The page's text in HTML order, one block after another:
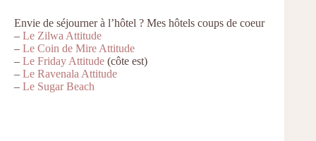
Envie de séjourner à l’hôtel ? Mes hôtels coups de coeur
– Le Zilwa Attitude
– Le Coin de Mire Attitude
– Le Friday Attitude (côte est)
– Le Ravenala Attitude
– Le Sugar Beach